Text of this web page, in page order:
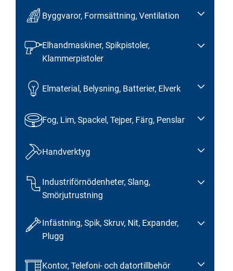
Byggvaror, Formsättning, Ventilation
Elhandmaskiner, Spikpistoler,
Klammerpistoler
Elmaterial, Belysning, Batterier, Elverk
Fog, Lim, Spackel, Tejper, Färg, Penslar
Handverktyg
Industriförnödenheter, Slang,
Smörjutrustning
Infästning, Spik, Skruv, Nit, Expander,
Plugg
Kontor, Telefoni- och datortillbehör